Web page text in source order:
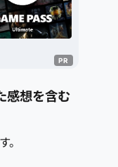
感想を含む
。